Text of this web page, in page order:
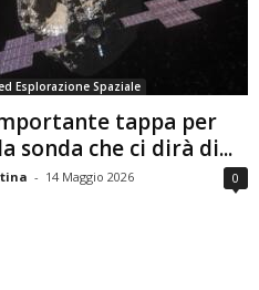
n
i
a
Esplorazione Spaziale
tappa per
sonda che ci dirà di...
- 14 Maggio 2026 0